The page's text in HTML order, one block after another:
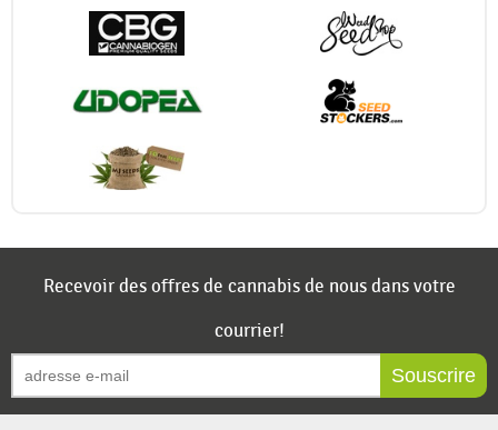
Recevoir des offres de cannabis de nous dans votre
courrier!
Souscrire